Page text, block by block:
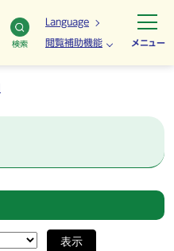
検索
Language
閲覧補助機能 メニュー
表示